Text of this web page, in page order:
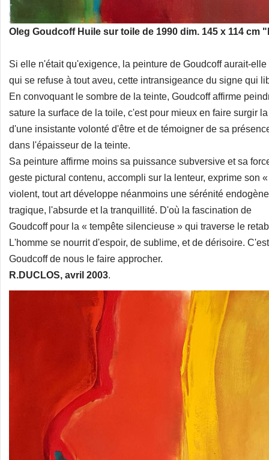
Oleg Goudcoff Huile sur toile de 1990 dim. 145 x 114 cm
Si elle n'était qu'exigence, la peinture de Goudcoff aurait-
qui se refuse à tout aveu, cette intransigeance du signe qui
En convoquant le sombre de la teinte, Goudcoff affirme
sature la surface de la toile, c'est pour mieux en faire surgir
d'une insistante volonté d'être et de témoigner de sa
dans l'épaisseur de la teinte.
Sa peinture affirme moins sa puissance subversive et sa
geste pictural contenu, accompli sur la lenteur, exprime son
violent, tout art développe néanmoins une sérénité
tragique, l'absurde et la tranquillité. D'où la fascination de
Goudcoff pour la « tempête silencieuse » qui traverse le
L'homme se nourrit d'espoir, de sublime, et de dérisoire.
Goudcoff de nous le faire approcher.
R.DUCLOS, avril 2003.